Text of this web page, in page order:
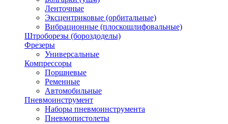
Ленточные
Эксцентриковые (орбитальные)
Вибрационные (плоскошлифовальные)
Штроборезы (бороздоделы)
Фрезеры
Универсальные
Компрессоры
Поршневые
Ременные
Автомобильные
Пневмоинструмент
Наборы пневмоинструмента
Пневмопистолеты